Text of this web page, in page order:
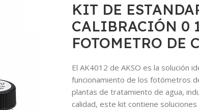
KIT DE
CALIBRACIÓN 0
FOTOMETRO DE
El AK4012 de AKSO es la solución
funcionamiento de los fotómetros
plantas de tratamiento de agua,
calidad, este kit contiene